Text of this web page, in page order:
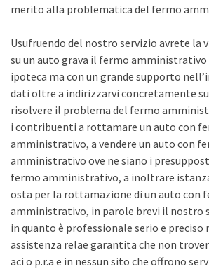
merito alla problematica del fermo
Usufruendo del nostro servizio avrete la
su un auto grava il fermo
ipoteca ma con un grande supporto
dati oltre a indirizzarvi concretamente
risolvere il problema del fermo
i contribuenti a rottamare un auto con
amministrativo, a vendere un auto con
amministrativo ove ne siano i
fermo amministrativo, a inoltrare
osta per la rottamazione di un auto con
amministrativo, in parole brevi il nostro
in quanto è professionale serio e preciso
assistenza relae garantita che non
aci o p.r.a e in nessun sito che offrono